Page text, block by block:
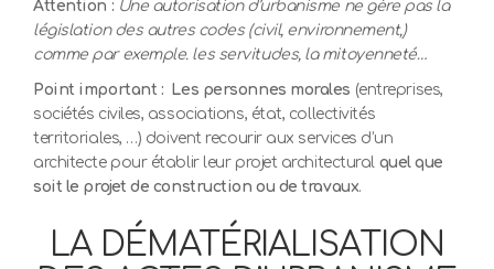
Attention : Une autorisation d’urbanisme ne gère pas la
législation des autres codes (civil, environnement,)
comme par exemple. les servitudes, la mitoyenneté…
Point important : Les personnes morales (entreprises,
sociétés civiles, associations, état, collectivités
territoriales, …) doivent recourir aux services d’un
architecte pour établir leur projet architectural quel que
soit le projet de construction ou de travaux.
LA DÉMATÉRIALISATION